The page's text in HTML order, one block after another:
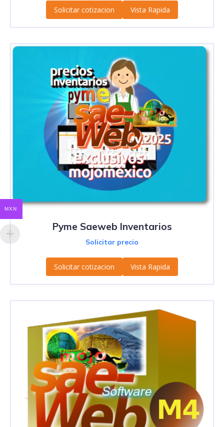
Solicitar cotizacion Vista Rapida
Pyme Saeweb Inventarios
Solicitar precio
Solicitar cotizacion Vista Rapida
MXN